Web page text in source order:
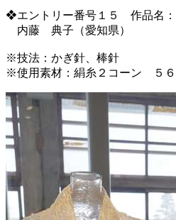
❖エントリー番号１５ 作品名
内藤 典子（愛知県）
※技法：かぎ針、棒針
※使用素材：絹糸２コーン ５６